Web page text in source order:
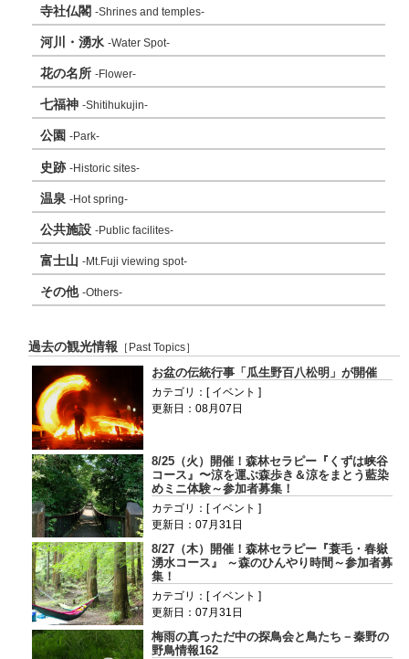
寺社仏閣 -Shrines and temples-
河川・湧水 -Water Spot-
花の名所 -Flower-
七福神 -Shitihukujin-
公園 -Park-
史跡 -Historic sites-
温泉 -Hot spring-
公共施設 -Public facilites-
富士山 -Mt.Fuji viewing spot-
その他 -Others-
過去の観光情報 ［Past Topics］
お盆の伝統行事「瓜生野百八松明」が開催
カテゴリ：[ イベント ]
更新日：08月07日
8/25（火）開催！森林セラピー『くずは峡谷
コース』〜涼を運ぶ森歩き＆涼をまとう藍染
めミニ体験～参加者募集！
カテゴリ：[ イベント ]
更新日：07月31日
8/27（木）開催！森林セラピー『蓑毛・春嶽
湧水コース』 ～森のひんやり時間～参加者募
集！
カテゴリ：[ イベント ]
更新日：07月31日
梅雨の真っただ中の探鳥会と鳥たち－秦野の
野鳥情報162